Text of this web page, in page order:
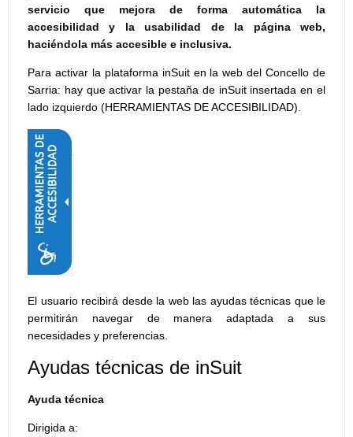
servicio que mejora de forma automática la
accesibilidad y la usabilidad de la página web,
haciéndola más accesible e inclusiva.
Para activar la plataforma inSuit en la web del Concello de
Sarria: hay que activar la pestaña de inSuit insertada en el
lado izquierdo (HERRAMIENTAS DE ACCESIBILIDAD).
El usuario recibirá desde la web las ayudas técnicas que le
permitirán navegar de manera adaptada a sus
necesidades y preferencias.
Ayudas técnicas de inSuit
Ayuda técnica
Dirigida a: